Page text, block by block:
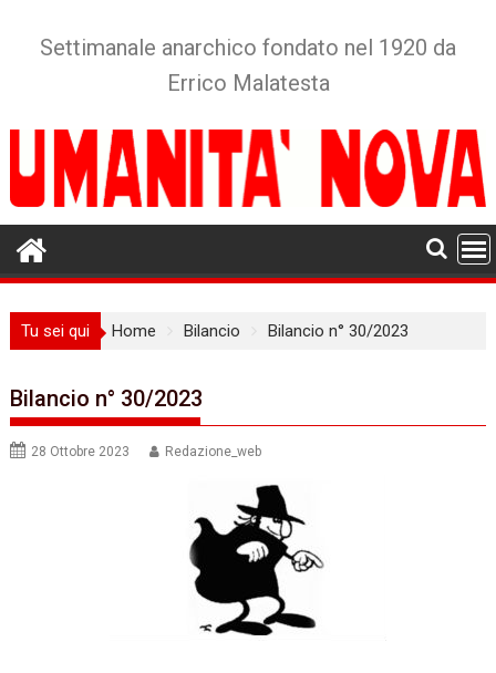
Settimanale anarchico fondato nel 1920 da
Errico Malatesta
Tu sei qui Home Bilancio Bilancio n° 30/2023
Bilancio n° 30/2023
28 Ottobre 2023 Redazione_web